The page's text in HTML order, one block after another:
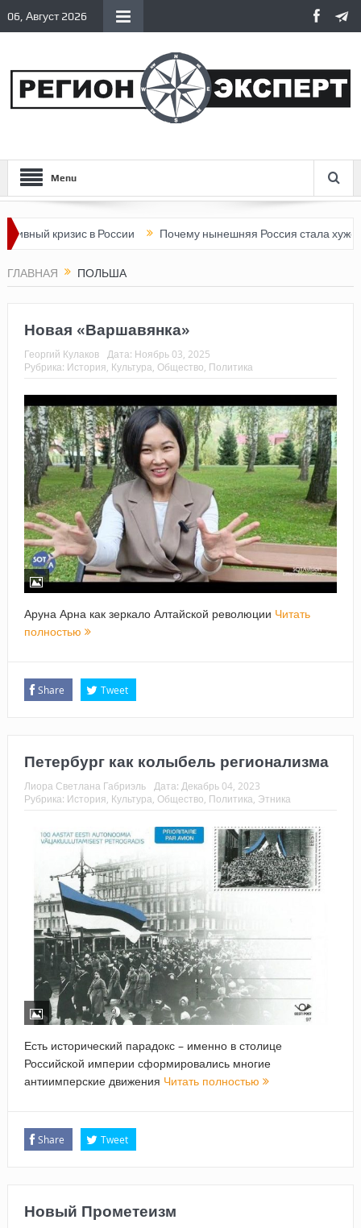
06, Август 2026
Menu
кризис в России Почему нынешняя Россия стала хуже, чем
ГЛАВНАЯ ПОЛЬША
Новая «Варшавянка»
Георгий Кулаков Дата: Ноябрь 03, 2025
Рубрика: История Культура Общество Политика
Аруна Арна как зеркало Алтайской революции Читать
полностью
Share Tweet
Петербург как колыбель регионализма
Лиора Светлана Габриэль Дата: Декабрь 04, 2023
Рубрика: История Культура Общество Политика Этника
Есть исторический парадокс – именно в столице
Российской империи сформировались многие
антиимперские движения Читать полностью
Share Tweet
Новый Прометеизм